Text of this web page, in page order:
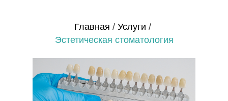
Главная / Услуги /
Эстетическая стоматология